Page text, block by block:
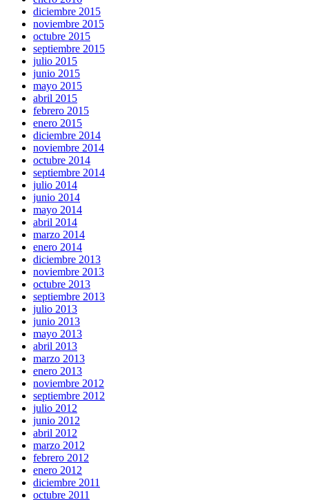
diciembre 2015
noviembre 2015
octubre 2015
septiembre 2015
julio 2015
junio 2015
mayo 2015
abril 2015
febrero 2015
enero 2015
diciembre 2014
noviembre 2014
octubre 2014
septiembre 2014
julio 2014
junio 2014
mayo 2014
abril 2014
marzo 2014
enero 2014
diciembre 2013
noviembre 2013
octubre 2013
septiembre 2013
julio 2013
junio 2013
mayo 2013
abril 2013
marzo 2013
enero 2013
noviembre 2012
septiembre 2012
julio 2012
junio 2012
abril 2012
marzo 2012
febrero 2012
enero 2012
diciembre 2011
octubre 2011